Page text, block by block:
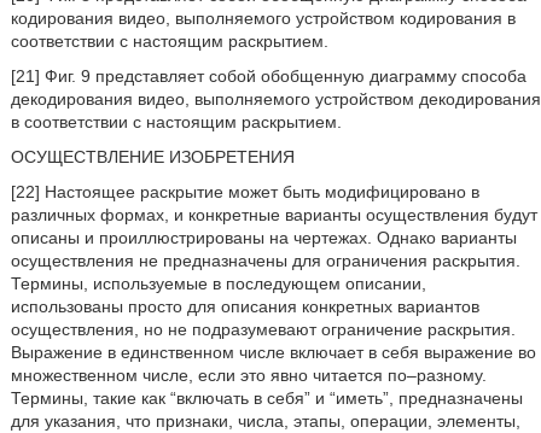
кодирования видео, выполняемого устройством кодирования в
соответствии с настоящим раскрытием.
[21] Фиг. 9 представляет собой обобщенную диаграмму способа
декодирования видео, выполняемого устройством декодирования
в соответствии с настоящим раскрытием.
ОСУЩЕСТВЛЕНИЕ ИЗОБРЕТЕНИЯ
[22] Настоящее раскрытие может быть модифицировано в
различных формах, и конкретные варианты осуществления будут
описаны и проиллюстрированы на чертежах. Однако варианты
осуществления не предназначены для ограничения раскрытия.
Термины, используемые в последующем описании,
использованы просто для описания конкретных вариантов
осуществления, но не подразумевают ограничение раскрытия.
Выражение в единственном числе включает в себя выражение во
множественном числе, если это явно читается по–разному.
Термины, такие как “включать в себя” и “иметь”, предназначены
для указания, что признаки, числа, этапы, операции, элементы,